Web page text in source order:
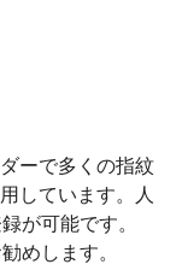
ーで多くの指紋
しています。人
が可能です。
めします。